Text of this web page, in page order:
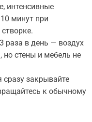
интенсивные
минут при
раза в день — воздух
но стены и мебель не
сразу закрывайте
к обычному